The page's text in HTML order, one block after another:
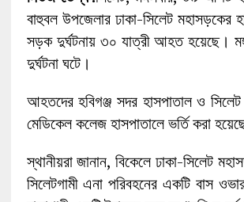
বাহুবল উপজেলার ঢাকা-সিলেট মহাসড়কের
সড়ক দুর্ঘটনায় ৩০ যাত্রী আহত হয়েছে।
দুর্ঘটনা ঘটে।
আহতদের হবিগঞ্জ সদর হাসপাতাল ও
মেডিকেল কলেজ হাসপাতালে ভর্তি করা
স্থানীয়রা জানান, বিকেলে ঢাকা-সিলেট
সিলেটগামী এনা পরিবহনের একটি বাস